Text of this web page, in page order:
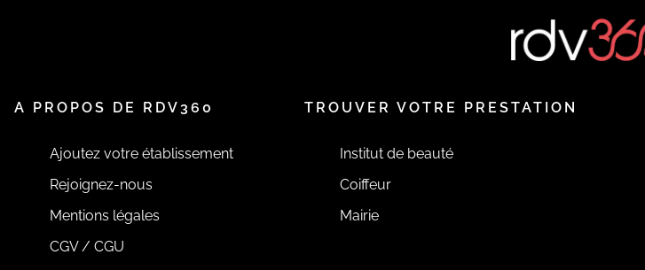
A PROPOS DE RDV360
Ajoutez votre établissement
Rejoignez-nous
Mentions légales
CGV / CGU
TROUVER VOTRE PRESTATION
Institut de beauté
Coiffeur
Mairie